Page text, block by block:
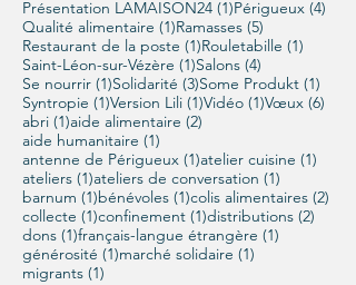
Présentation LAMAISON24 (1)1 post
Périgueux (4)
Qualité alimentaire (1)1 post
Ramasses (5)
Restaurant de la poste (1)1 post
Rouletabille (1)
Saint-Léon-sur-Vézère (1)1 post
Salons (4)
Se nourrir (1)1 post
Solidarité (3)3 posts
Some Produkt (1)
Syntropie (1)1 post
Version Lili (1)1 post
Vidéo (1)1 post
Vœux (6)
abri (1)1 post
aide alimentaire (2)
aide humanitaire (1)
antenne de Périgueux (1)1 post
atelier cuisine (1)
ateliers (1)1 post
ateliers de conversation (1)
barnum (1)1 post
bénévoles (1)1 post
colis alimentaires (2)
collecte (1)1 post
confinement (1)1 post
distributions (2)
dons (1)1 post
français-langue étrangère (1)
générosité (1)1 post
marché solidaire (1)
migrants (1)